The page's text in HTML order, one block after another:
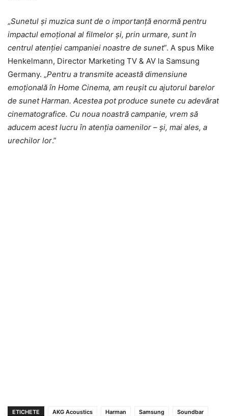
„Sunetul și muzica sunt de o importanță enormă pentru
impactul emoțional al filmelor și, prin urmare, sunt în
centrul atenției campaniei noastre de sunet”. A spus Mike
Henkelmann, Director Marketing TV & AV la Samsung
Germany. „Pentru a transmite această dimensiune
emoțională în Home Cinema, am reușit cu ajutorul barelor
de sunet Harman. Acestea pot produce sunete cu adevărat
cinematografice. Cu noua noastră campanie, vrem să
aducem acest lucru în atenția oamenilor – și, mai ales, a
urechilor lor.”
ETICHETE AKG Acoustics Harman Samsung Soundbar